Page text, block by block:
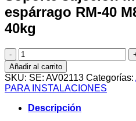
espárrago RM-40
40kg
Soporte
sujeción
muelle
con
espárrago
RM-
40
Añadir al carrito
SKU: SE: AV02113 Categorías:
PARA INSTALACIONES
Descripción